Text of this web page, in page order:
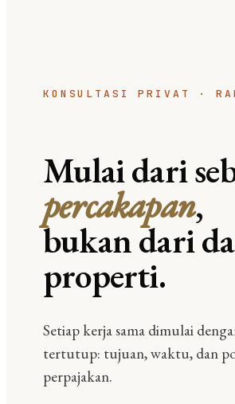
KONSULTASI PRIVAT ·
Mulai dari
percakapan,
bukan dari
properti.
Setiap kerja sama dimulai
tertutup: tujuan, waktu, dan
perpajakan.